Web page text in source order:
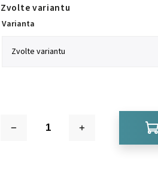
Zvolte variantu
Varianta